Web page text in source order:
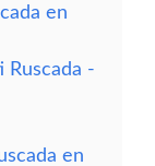
en
Ruscada -
en